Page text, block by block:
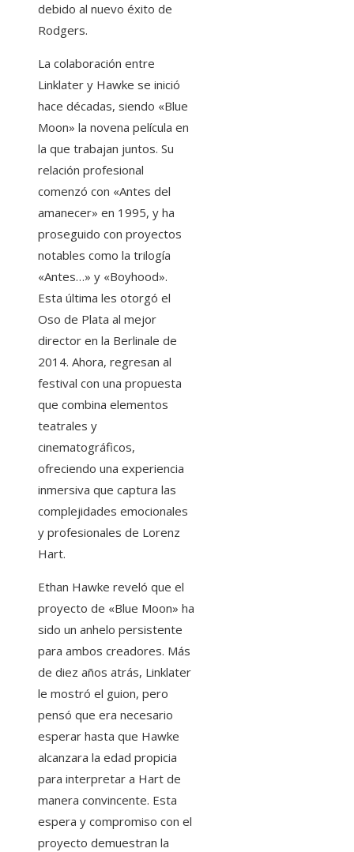
debido al nuevo éxito de
Rodgers.
La colaboración entre
Linklater y Hawke se inició
hace décadas, siendo «Blue
Moon» la novena película en
la que trabajan juntos. Su
relación profesional
comenzó con «Antes del
amanecer» en 1995, y ha
proseguido con proyectos
notables como la trilogía
«Antes…» y «Boyhood».
Esta última les otorgó el
Oso de Plata al mejor
director en la Berlinale de
2014. Ahora, regresan al
festival con una propuesta
que combina elementos
teatrales y
cinematográficos,
ofreciendo una experiencia
inmersiva que captura las
complejidades emocionales
y profesionales de Lorenz
Hart.
Ethan Hawke reveló que el
proyecto de «Blue Moon» ha
sido un anhelo persistente
para ambos creadores. Más
de diez años atrás, Linklater
le mostró el guion, pero
pensó que era necesario
esperar hasta que Hawke
alcanzara la edad propicia
para interpretar a Hart de
manera convincente. Esta
espera y compromiso con el
proyecto demuestran la